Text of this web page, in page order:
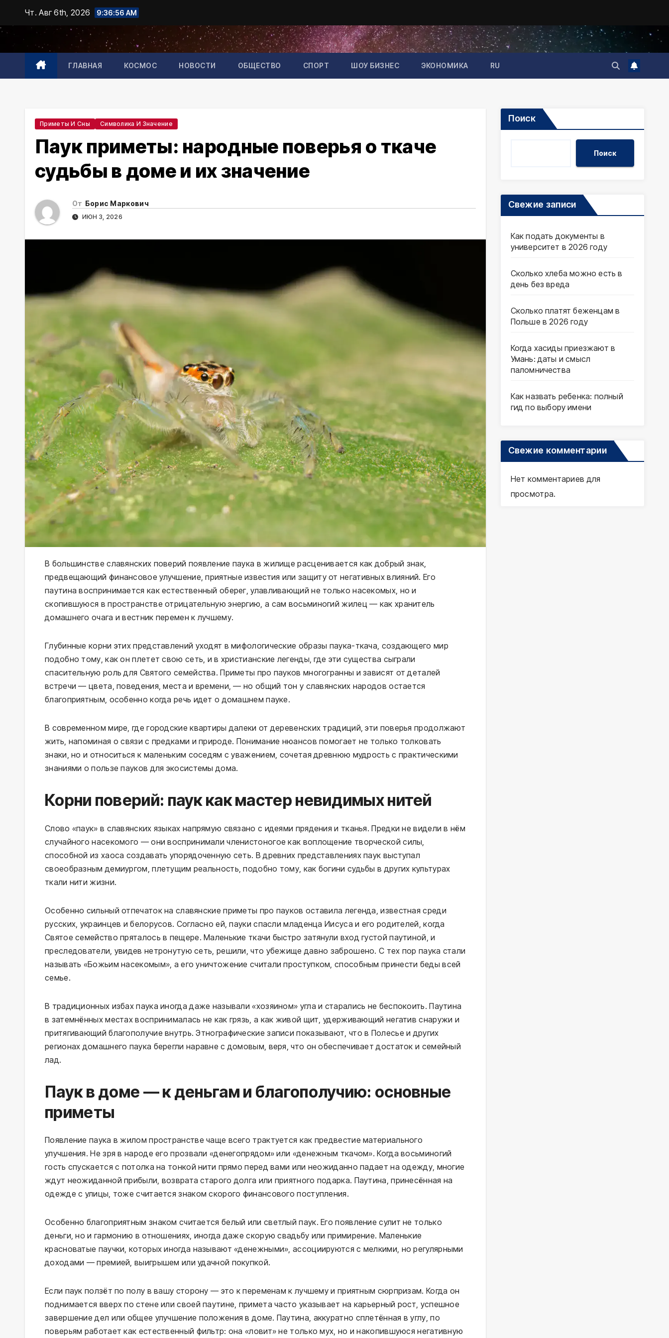
Промотать
содержимому
Чт. Авг 6th, 2026 9:36:57 AM
ГЛАВНАЯ КОСМОС НОВОСТИ ОБЩЕСТВО СПОРТ ШОУ БИЗНЕС ЭКОНОМИКА RU
Приметы И Сны Символика И Значение
Паук приметы: народные поверья о ткаче
судьбы в доме и их значение
От Борис Маркович
ИЮН 3, 2026
В большинстве славянских поверий появление паука в жилище расценивается как добрый знак,
предвещающий финансовое улучшение, приятные известия или защиту от негативных влияний. Его
паутина воспринимается как естественный оберег, улавливающий не только насекомых, но и
скопившуюся в пространстве отрицательную энергию, а сам восьминогий жилец — как хранитель
домашнего очага и вестник перемен к лучшему.
Глубинные корни этих представлений уходят в мифологические образы паука-ткача, создающего мир
подобно тому, как он плетет свою сеть, и в христианские легенды, где эти существа сыграли
спасительную роль для Святого семейства. Приметы про пауков многогранны и зависят от деталей
встречи — цвета, поведения, места и времени, — но общий тон у славянских народов остается
благоприятным, особенно когда речь идет о домашнем пауке.
В современном мире, где городские квартиры далеки от деревенских традиций, эти поверья продолжают
жить, напоминая о связи с предками и природе. Понимание нюансов помогает не только толковать
знаки, но и относиться к маленьким соседям с уважением, сочетая древнюю мудрость с практическими
знаниями о пользе пауков для экосистемы дома.
Корни поверий: паук как мастер невидимых нитей
Слово «паук» в славянских языках напрямую связано с идеями прядения и тканья. Предки не видели в нём
случайного насекомого — они воспринимали членистоногое как воплощение творческой силы,
способной из хаоса создавать упорядоченную сеть. В древних представлениях паук выступал
своеобразным демиургом, плетущим реальность, подобно тому, как богини судьбы в других культурах
ткали нити жизни.
Особенно сильный отпечаток на славянские приметы про пауков оставила легенда, известная среди
русских, украинцев и белорусов. Согласно ей, пауки спасли младенца Иисуса и его родителей, когда
Святое семейство пряталось в пещере. Маленькие ткачи быстро затянули вход густой паутиной, и
преследователи, увидев нетронутую сеть, решили, что убежище давно заброшено. С тех пор паука стали
называть «Божьим насекомым», а его уничтожение считали проступком, способным принести беды всей
семье.
В традиционных избах паука иногда даже называли «хозяином» угла и старались не беспокоить. Паутина
в затемнённых местах воспринималась не как грязь, а как живой щит, удерживающий негатив снаружи и
притягивающий благополучие внутрь. Этнографические записи показывают, что в Полесье и других
регионах домашнего паука берегли наравне с домовым, веря, что он обеспечивает достаток и семейный
лад.
Паук в доме — к деньгам и благополучию: основные
приметы
Появление паука в жилом пространстве чаще всего трактуется как предвестие материального
улучшения. Не зря в народе его прозвали «денегопрядом» или «денежным ткачом». Когда восьминогий
гость спускается с потолка на тонкой нити прямо перед вами или неожиданно падает на одежду, многие
ждут неожиданной прибыли, возврата старого долга или приятного подарка. Паутина, принесённая на
одежде с улицы, тоже считается знаком скорого финансового поступления.
Особенно благоприятным знаком считается белый или светлый паук. Его появление сулит не только
деньги, но и гармонию в отношениях, иногда даже скорую свадьбу или примирение. Маленькие
красноватые паучки, которых иногда называют «денежными», ассоциируются с мелкими, но регулярными
доходами — премией, выигрышем или удачной покупкой.
Если паук ползёт по полу в вашу сторону — это к переменам к лучшему и приятным сюрпризам. Когда он
поднимается вверх по стене или своей паутине, примета часто указывает на карьерный рост, успешное
завершение дел или общее улучшение положения в доме. Паутина, аккуратно сплетённая в углу, по
поверьям работает как естественный фильтр: она «ловит» не только мух, но и накопившуюся негативную
Поиск
Поиск
Свежие записи
Как подать документы в
университет в 2026 году
Сколько хлеба можно есть в
день без вреда
Сколько платят беженцам в
Польше в 2026 году
Когда хасиды приезжают в
Умань: даты и смысл
паломничества
Как назвать ребенка: полный
гид по выбору имени
Свежие комментарии
Нет комментариев для
просмотра.